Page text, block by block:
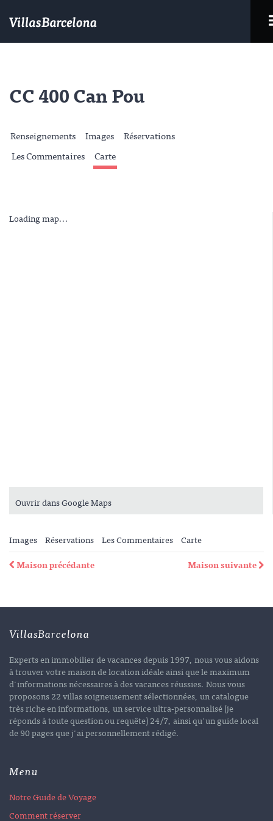
CC 400 Can Pou
Renseignements Images
Réservations
Les Commentaires
Carte
Loading map...
Ouvrir dans Google Maps
Images Réservations Les Commentaires Carte
Maison précédante
Maison suivante
VillasBarcelona
Experts en immobilier de vacances depuis 1997, nous vous aidons
à trouver votre maison de location idéale ainsi que le maximum
d'informations nécessaires à des vacances réussies. Nous vous
proposons 22 villas soigneusement sélectionnées, un catalogue
très riche en informations, un service ultra-personnalisé (je
réponds à toute question ou requête) 24/7, ainsi qu'un guide local
de 90 pages que j'ai personnellement rédigé.
Menu
Notre Guide de Voyage
Comment réserver